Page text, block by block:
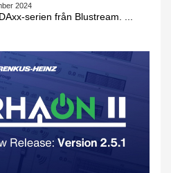
2024
serien från Blustream. ...